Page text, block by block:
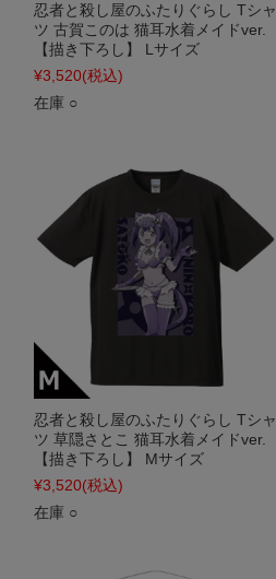
忍者と殺し屋のふたりぐらし Tシャ
ツ 古賀このは 猫耳水着メイドver.
【描き下ろし】 Lサイズ
¥3,520(税込)
在庫 ○
忍者と殺し屋のふたりぐらし Tシャ
ツ 草隠さとこ 猫耳水着メイドver.
【描き下ろし】 Mサイズ
¥3,520(税込)
在庫 ○